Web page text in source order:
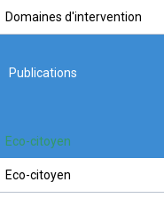
Domaines d'intervention
Publications
Eco-citoyen
Eco-citoyen